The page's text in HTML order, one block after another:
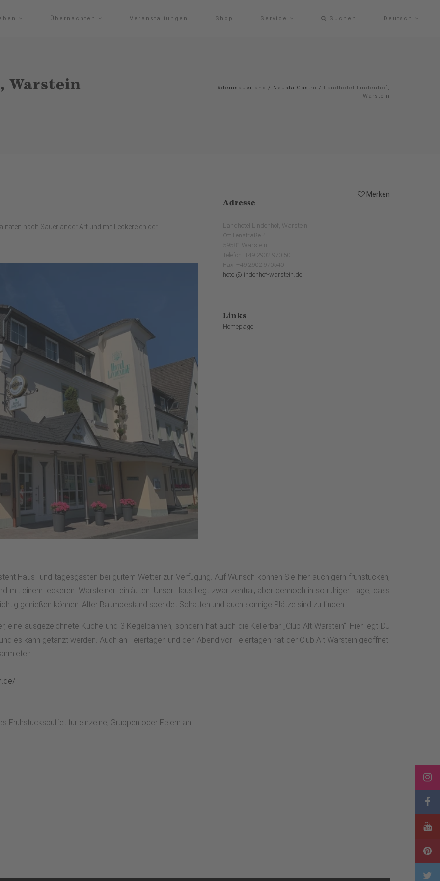
Übernachten Veranstaltungen Shop Service Suchen Deutsch
Warstein #deinsauerland / Neusta Gastro / Landhotel Lindenhof,
Warstein
Merken
nach Sauerländer Art und mit Leckereien der
Adresse
Landhotel Lindenhof, Warstein
Ottilienstraße 4
59581 Warstein
Telefon: +49 2902 970 50
Fax: +49 2902 970540
hotel@lindenhof-warstein.de
Links
Homepage
Haus- und tagesgästen bei guitem Wetter zur Verfügung. Auf Wunsch können Sie hier auch gern frühstücken,
mit einem leckeren 'Warsteiner' einläuten. Unser Haus liegt zwar zentral, aber dennoch in so ruhiger Lage, dass
genießen können. Alter Baumbestand spendet Schatten und auch sonnige Plätze sind zu finden.
eine ausgezeichnete Küche und 3 Kegelbahnen, sondern hat auch die Kellerbar „Club Alt Warstein“. Hier legt DJ
es kann getanzt werden. Auch an Feiertagen und den Abend vor Feiertagen hat der Club Alt Warstein geöffnet.
Frühstücksbuffet für einzelne, Gruppen oder Feiern an.